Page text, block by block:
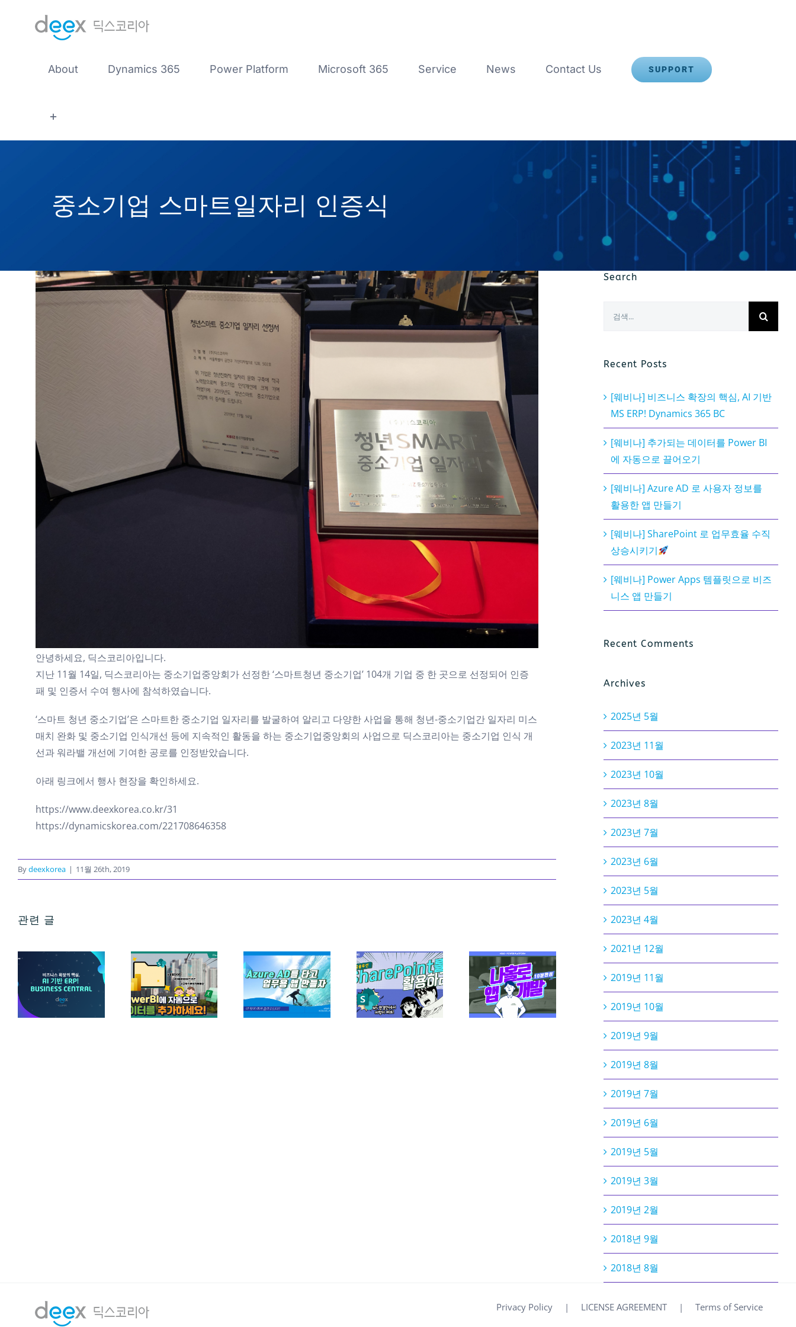
About Dynamics 365 Power Platform Microsoft 365 Service News Contact Us SUPPORT
중소기업 스마트일자리 인증식
안녕하세요, 딕스코리아입니다.
지난 11월 14일, 딕스코리아는 중소기업중앙회가 선정한 ‘스마트청년 중소기업’ 104개 기업 중 한 곳으로 선정되어 인증
패 및 인증서 수여 행사에 참석하였습니다.
‘스마트 청년 중소기업’은 스마트한 중소기업 일자리를 발굴하여 알리고 다양한 사업을 통해 청년-중소기업간 일자리 미스
매치 완화 및 중소기업 인식개선 등에 지속적인 활동을 하는 중소기업중앙회의 사업으로 딕스코리아는 중소기업 인식 개
선과 워라밸 개선에 기여한 공로를 인정받았습니다.
아래 링크에서 행사 현장을 확인하세요.
https://www.deexkorea.co.kr/31
https://dynamicskorea.com/221708646358
Bydeexkorea | 11월 26th, 2019
관련 글
Search
Recent Posts
[웨비나] 비즈니스 확장의 핵심, AI 기반
MS ERP! Dynamics 365 BC
[웨비나] 추가되는 데이터를 Power BI
에 자동으로 끌어오기
[웨비나] Azure AD 로 사용자 정보를
활용한 앱 만들기
[웨비나] SharePoint 로 업무효율 수직
상승시키기
[웨비나] Power Apps 템플릿으로 비즈
니스 앱 만들기
Recent Comments
Archives
2025년 5월
2023년 11월
2023년 10월
2023년 8월
2023년 7월
2023년 6월
2023년 5월
2023년 4월
2021년 12월
2019년 11월
2019년 10월
2019년 9월
2019년 8월
2019년 7월
2019년 6월
2019년 5월
2019년 3월
2019년 2월
2018년 9월
2018년 8월
Privacy Policy LICENSE AGREEMENT Terms of Service